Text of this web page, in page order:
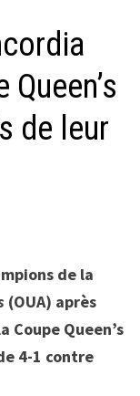
de leur
de la
(OUA) après
Queen’s
4-1 contre